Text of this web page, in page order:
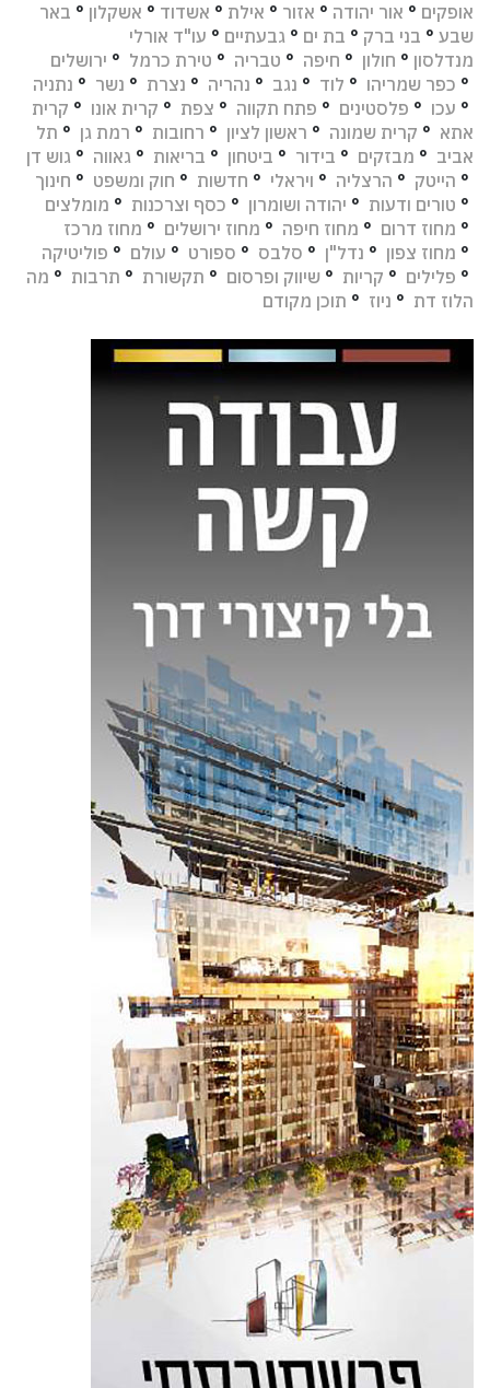
אופקים ° אור יהודה ° אזור ° אילת ° אשדוד ° אשקלון ° באר
שבע ° בני ברק ° בת ים ° גבעתיים ° עו"ד אורלי
מנדלסון ° חולון ° חיפה ° טבריה ° טירת כרמל ° ירושלים
° כפר שמריהו ° לוד ° נגב ° נהריה ° נצרת ° נשר ° נתניה
° עכו ° פלסטינים ° פתח תקווה ° צפת ° קרית אונו ° קרית
אתא ° קרית שמונה ° ראשון לציון ° רחובות ° רמת גן ° תל
אביב ° מבזקים ° בידור ° ביטחון ° בריאות ° גאווה ° גוש דן
° הייטק ° הרצליה ° ויראלי ° חדשות ° חוק ומשפט ° חינוך
° טורים ודעות ° יהודה ושומרון ° כסף וצרכנות ° מומלצים
° מחוז דרום ° מחוז חיפה ° מחוז ירושלים ° מחוז מרכז
° מחוז צפון ° נדל"ן ° סלבס ° ספורט ° עולם ° פוליטיקה
° פלילים ° קריות ° שיווק ופרסום ° תקשורת ° תרבות ° מה
הלוז דת ° ניוז ° תוכן מקודם